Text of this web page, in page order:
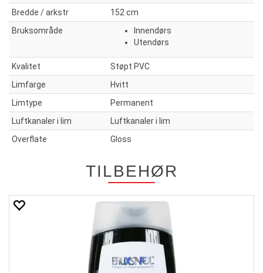
Bredde / arkstr
152 cm
Bruksområde
Innendørs
Utendørs
Kvalitet
Støpt PVC
Limfarge
Hvitt
Limtype
Permanent
Luftkanaler i lim
Luftkanaler i lim
Overflate
Gloss
TILBEHØR